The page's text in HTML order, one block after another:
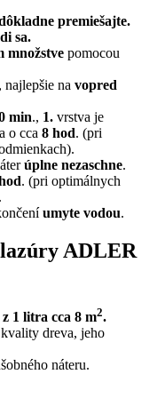
premiešajte.
sa.
množstve pomocou
, najlepšie na vopred
min., 1. vrstva je
o cca 8 hod. (pri
úplne nezaschne.
. (pri optimálnych
umyte vodou.
ADLER
z 1 litra cca 8 m2.
dreva, jeho
náteru.